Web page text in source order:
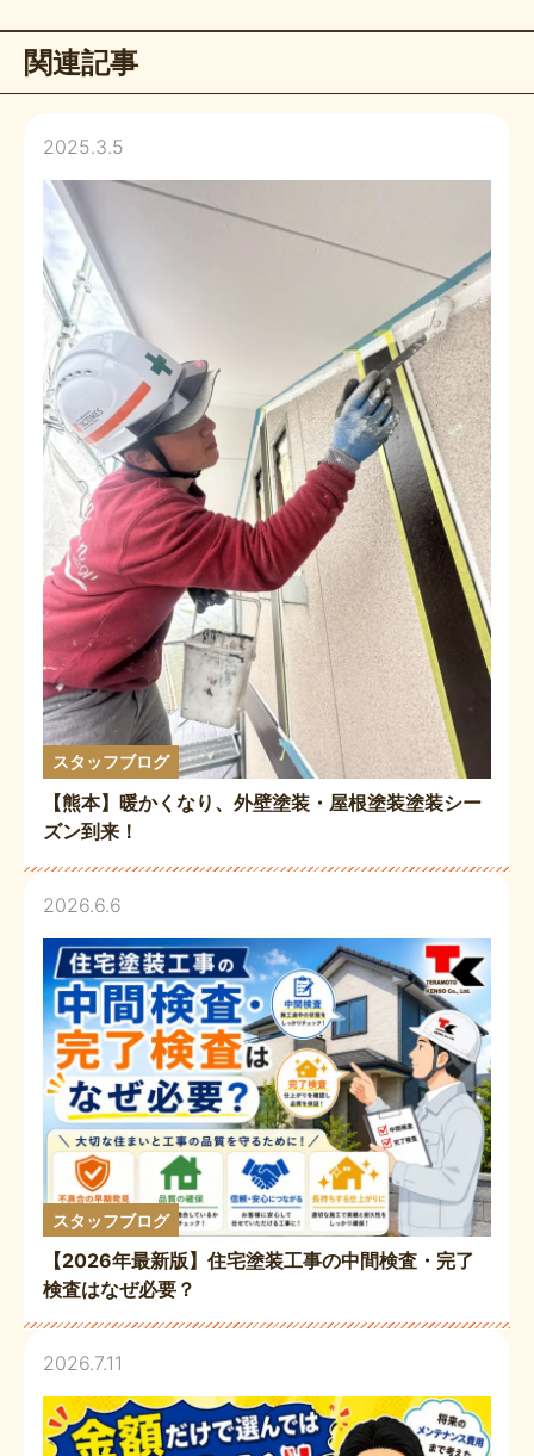
関連記事
2025.3.5
スタッフブログ
【熊本】暖かくなり、外壁塗装・屋根塗装塗装シー
ズン到来！
2026.6.6
スタッフブログ
【2026年最新版】住宅塗装工事の中間検査・完了
検査はなぜ必要？
2026.7.11